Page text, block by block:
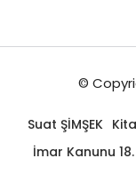
©
Suat ŞİMŞEK
İmar Kanunu